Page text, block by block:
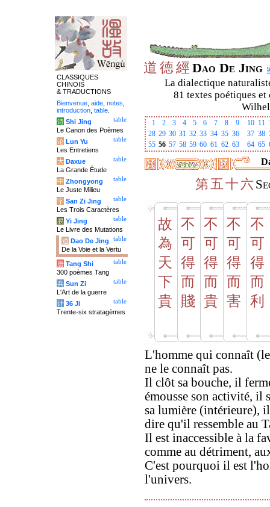
道 德經 Dao De Jing
La dialectique
81 textes poétiques
1 2 3 4 5 6 7 8 9 10 11
28 29 30 31 32 33 34 35 36 37 38
55 56 57 58 59 60 61 62 63 64 65
第五十 六
故
為
天
下
貴
不
可
得
而
賤
不
可
得
而
貴
不
可
得
而
害
不
可
得
而
利
L'homme qui connaît
ne le connaît pas.
Il clôt sa bouche, il
émousse son activité, il
sa lumière (intérieure),
dire qu'il ressemble au
Il est inaccessible à la
comme au détriment,
C'est pourquoi il est
l'univers.
CLASSIQUES
CHINOIS
& TRADUCTIONS
Bienvenue aide notes
introduction table
table
诗 Shi Jing
Le Canon des Poèmes
table
论 Lun Yu
Les Entretiens
table
大 Daxue
La Grande Étude
table
中 Zhongyong
Le Juste Milieu
table
字 San Zi Jing
Les Trois Caractères
table
易 Yi Jing
Le Livre des Mutations
table
道 Dao De Jing
De la Voie et la Vertu
table
唐 Tang Shi
300 poèmes Tang
table
兵 Sun Zi
L'Art de la guerre
table
计 36 Ji
Trente-six stratagèmes